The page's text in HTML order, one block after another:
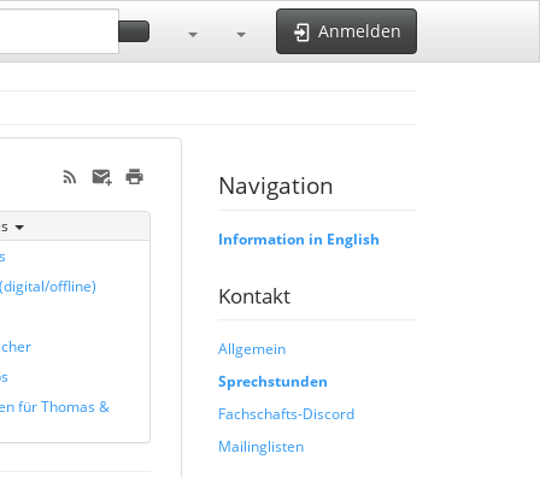
Anmelden
offline)
für Thomas &
Navigation
Information in English
Kontakt
Allgemein
Sprechstunden
Fachschafts-Discord
Mailinglisten